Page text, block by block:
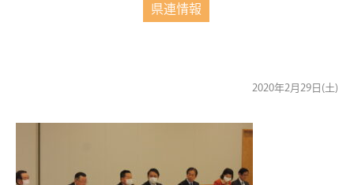
県連情報
2020年2月29日(土)